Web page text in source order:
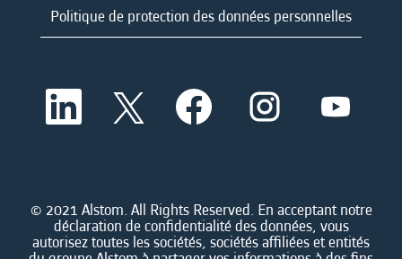
Politique de protection des données personnelles
S
o
d
a
n
s
S
’
o
d
a
n
S
o
d
a
n
s
d
a
n
s
d
a
n
s
© 2021 Alstom. All Rights Reserved. En acceptant notre
déclaration de confidentialité des données, vous
autorisez toutes les sociétés, sociétés affiliées et entités